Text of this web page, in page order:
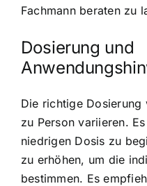
Fachmann beraten zu
Dosierung und
Die richtige Dosierung
zu Person variieren.
niedrigen Dosis zu
zu erhöhen, um die
bestimmen. Es